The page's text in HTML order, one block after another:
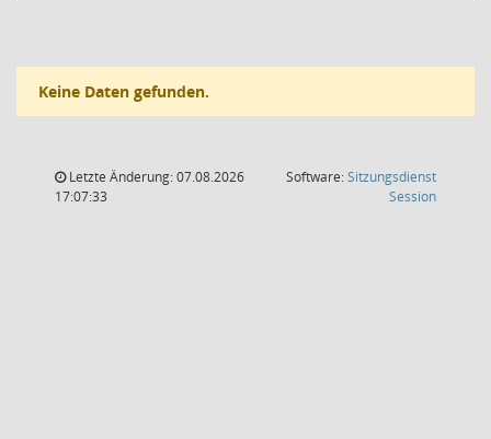
Keine Daten gefunden.
Letzte Änderung: 07.08.2026
17:07:33
Software:Sitzungsdienst
Session(Wird in